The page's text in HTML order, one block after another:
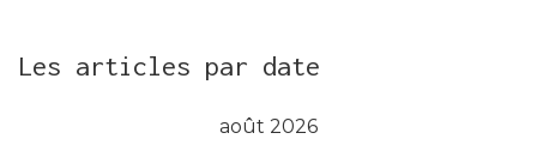
Les articles par date
août 2026